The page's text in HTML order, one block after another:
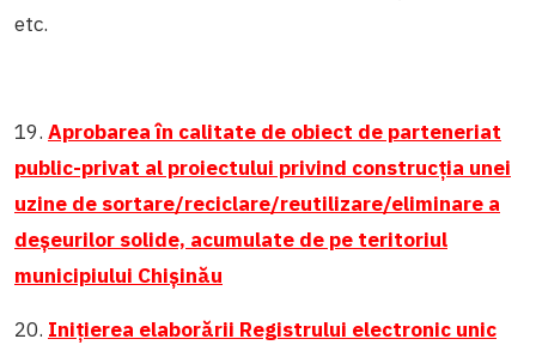
etc.
19. Aprobarea în calitate de obiect de parteneriat
public-privat al proiectului privind construcția unei
uzine de sortare/reciclare/reutilizare/eliminare a
deșeurilor solide, acumulate de pe teritoriul
municipiului Chișinău
20. Inițierea elaborării Registrului electronic unic